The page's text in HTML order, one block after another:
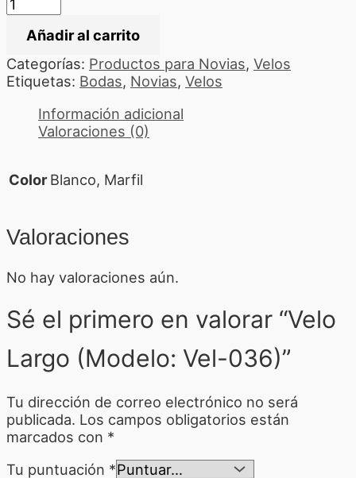
Añadir al carrito
Categorías: Productos para Novias, Velos
Etiquetas: Bodas, Novias, Velos
Información adicional
Valoraciones (0)
Color Blanco, Marfil
Valoraciones
No hay valoraciones aún.
Sé el primero en valorar “Velo
Largo (Modelo: Vel-036)”
Tu dirección de correo electrónico no será
publicada. Los campos obligatorios están
marcados con *
Tu puntuación *